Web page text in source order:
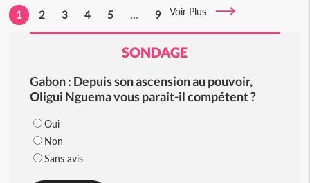
1 2 3 4 5 ... 9 Voir Plus
SONDAGE
Gabon : Depuis son ascension au pouvoir,
Oligui Nguema vous parait-il compétent ?
Oui
Non
Sans avis